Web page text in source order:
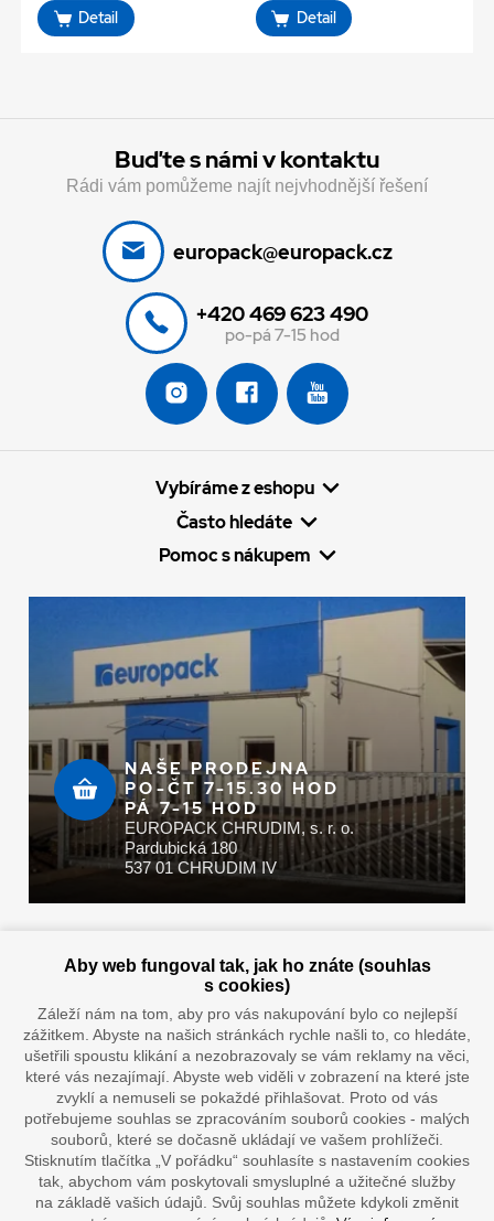
Detail Detail
Buďte s námi v kontaktu
Rádi vám pomůžeme najít nejvhodnější řešení
europack@europack.cz
+420 469 623 490
po-pá 7-15 hod
Vybíráme z eshopu
Často hledáte
Pomoc s nákupem
NAŠE PRODEJNA
PO-ČT 7-15.30 HOD
PÁ 7-15 HOD
EUROPACK CHRUDIM, s. r. o.
Pardubická 180
537 01 CHRUDIM IV
Doprava vaším oblíbeným dopravcem
Aby web fungoval tak, jak ho znáte (souhlas
s cookies)
Záleží nám na tom, aby pro vás nakupování bylo co nejlepší
zážitkem. Abyste na našich stránkách rychle našli to, co hledáte,
ušetřili spoustu klikání a nezobrazovaly se vám reklamy na věci,
které vás nezajímají. Abyste web viděli v zobrazení na které jste
zvyklí a nemuseli se pokaždé přihlašovat. Proto od vás
potřebujeme souhlas se zpracováním souborů cookies - malých
souborů, které se dočasně ukládají ve vašem prohlížeči.
Stisknutím tlačítka „V pořádku“ souhlasíte s nastavením cookies
tak, abychom vám poskytovali smysluplné a užitečné služby
na základě vašich údajů. Svůj souhlas můžete kdykoli změnit